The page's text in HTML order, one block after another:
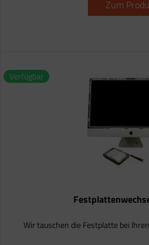
Zum
Verfügbar
Wir tauschen die Festplatte bei